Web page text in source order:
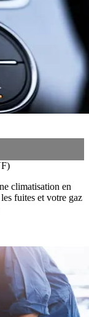
climatisation en
fuites et votre gaz